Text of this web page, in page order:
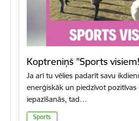
Koptreniņš "Sports
Ja arī tu vēlies padarīt savu
enerģiskāk un piedzīvot pozitīvas
iepazīšanās, tad…
Sports